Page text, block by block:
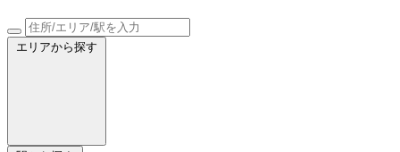
エリアから探す